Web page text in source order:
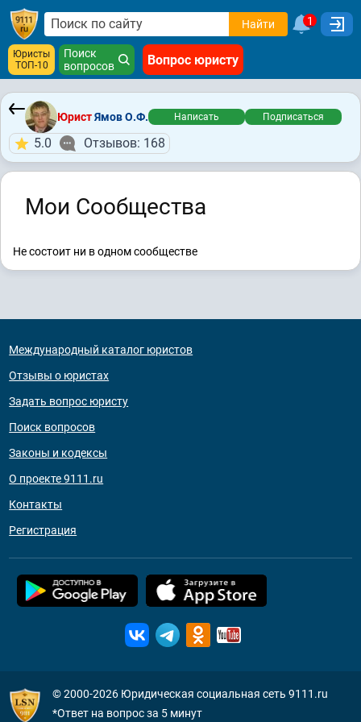
Найти 1
Юристы
ТОП-10
Поиск
вопросов
Вопрос юристу
ЮристЯмов О.Ф. Написать Подписаться
5.0 Отзывов: 168
Мои Сообщества
Не состоит ни в одном сообществе
Международный каталог юристов
Отзывы о юристах
Задать вопрос юристу
Поиск вопросов
Законы и кодексы
О проекте 9111.ru
Контакты
Регистрация
© 2000-2026 Юридическая социальная сеть 9111.ru
*Ответ на вопрос за 5 минут